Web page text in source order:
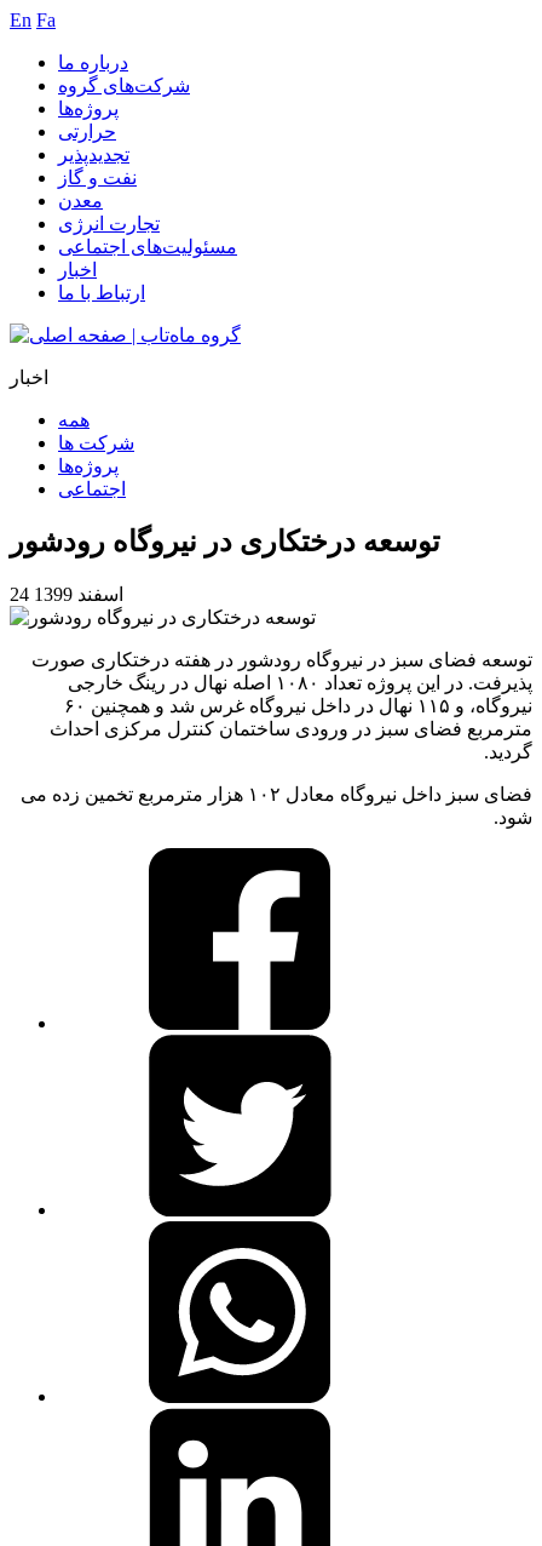
En Fa
درباره ما
شرکت‌های گروه
پروژه‌ها
حرارتی
تجدیدپذیر
نفت و گاز
معدن
تجارت انرژی
مسئولیت‌های اجتماعی
اخبار
ارتباط با ما
اخبار
همه
شرکت ها
پروژه‌ها
اجتماعی
توسعه درختکاری در نیروگاه رودشور
24 اسفند 1399
توسعه فضای سبز در نیروگاه رودشور در هفته درختکاری صورت
پذیرفت. در این پروژه تعداد ۱۰۸۰ اصله نهال در رینگ خارجی
نیروگاه، و ۱۱۵ نهال در داخل نیروگاه غرس شد و همچنین ۶۰
مترمربع فضای سبز در ورودی ساختمان کنترل مرکزی احداث
گردید.
فضای سبز داخل نیروگاه معادل ۱۰۲ هزار مترمربع تخمین زده می
شود.